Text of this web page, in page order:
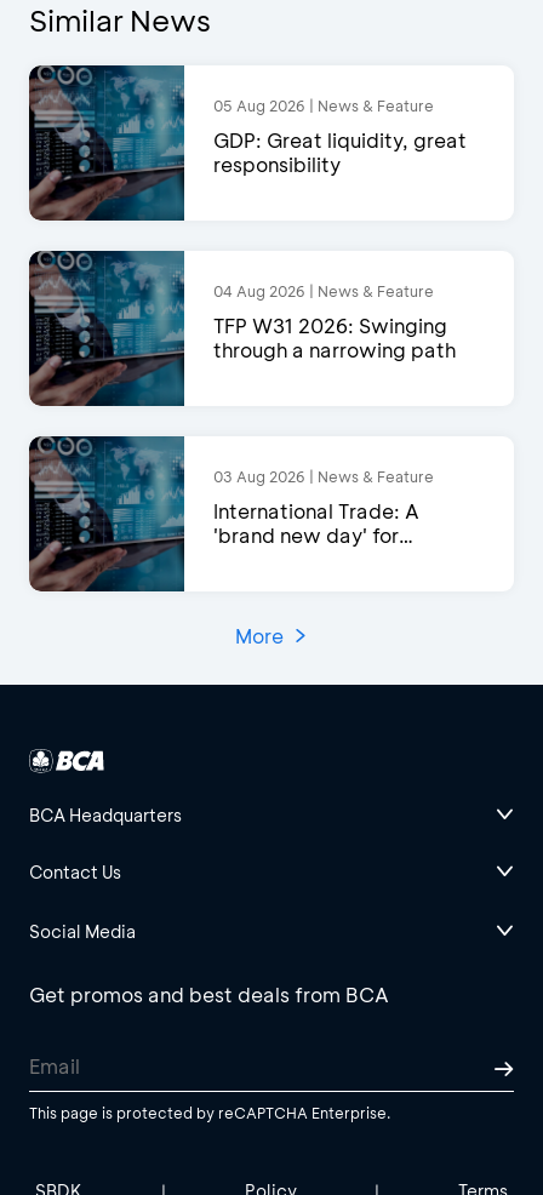
Similar News
05 Aug 2026 | News & Feature
GDP: Great liquidity, great
responsibility
04 Aug 2026 | News & Feature
TFP W31 2026: Swinging
through a narrowing path
03 Aug 2026 | News & Feature
International Trade: A
'brand new day' for
More
BCA Headquarters
Contact Us
Social Media
Get promos and best deals from BCA
This page is protected by reCAPTCHA Enterprise.